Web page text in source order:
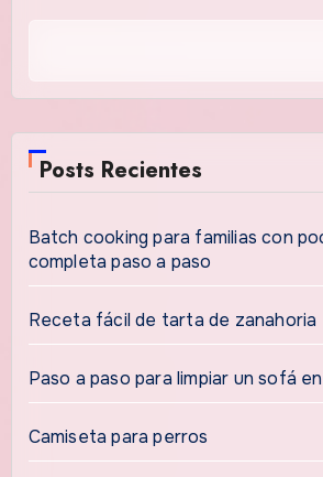
Posts Recientes
Batch cooking para familias con
completa paso a paso
Receta fácil de tarta de zanahoria
Paso a paso para limpiar un sofá
Camiseta para perros